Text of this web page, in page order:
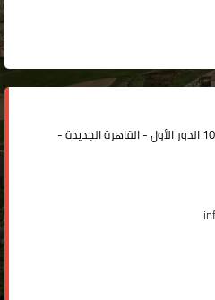
مدينة الرحاب المبنى الإداري مكتب 106 الدور الأول - القاهرة الجديدة -